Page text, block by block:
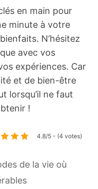
en main pour
minute à votre
N’hésitez
avec vos
expériences. Car
et de bien-être
lorsqu’il ne faut
!
4.8/5 - (4 votes)
de la vie où